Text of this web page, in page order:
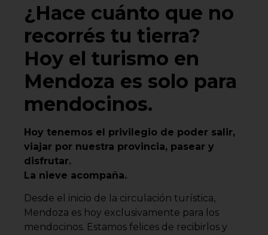
¿Hace cuánto que no
recorrés tu tierra?
Hoy el turismo en
Mendoza es solo para
mendocinos.
Hoy tenemos el privilegio de poder salir,
viajar por nuestra provincia, pasear y
disfrutar.
La nieve acompaña.
Desde el inicio de la circulación turística,
Mendoza es hoy exclusivamente para los
mendocinos. Estamos felices de recibirlos y